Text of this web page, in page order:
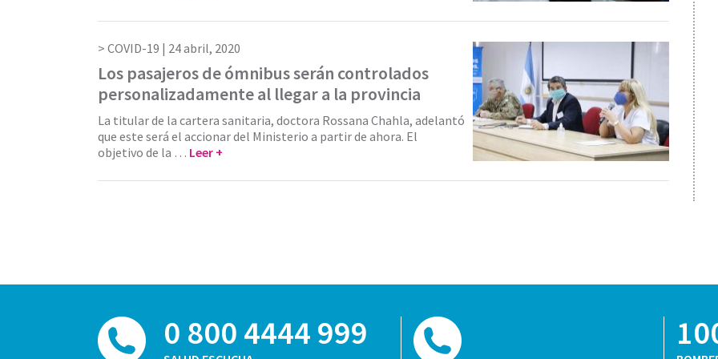
COVID-19 | 24 abril, 2020
Los pasajeros de ómnibus serán controlados
personalizadamente al llegar a la provincia
La titular de la cartera sanitaria, doctora Rossana Chahla, adelantó
que este será el accionar del Ministerio a partir de ahora. El
objetivo de la … Leer +
0 800 4444 999